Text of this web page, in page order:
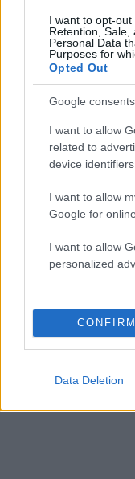
I want to opt-out
Retention, Sale,
Personal Data
Purposes for
Opted Out
Google consents
I want to allow
related to
device identifiers
I want to allow
Google for
I want to allow
personalized
CONFIRM
Data Deletion